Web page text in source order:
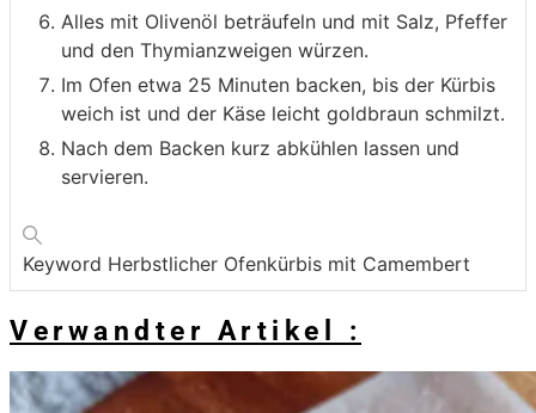
Alles mit Olivenöl beträufeln und mit Salz, Pfeffer
und den Thymianzweigen würzen.
Im Ofen etwa 25 Minuten backen, bis der Kürbis
weich ist und der Käse leicht goldbraun schmilzt.
Nach dem Backen kurz abkühlen lassen und
servieren.
Keyword Herbstlicher Ofenkürbis mit Camembert
Verwandter Artikel :